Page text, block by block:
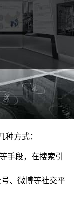
种方式：
手段，在搜索引
、微博等社交平